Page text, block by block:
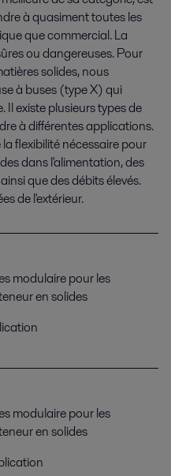
à quasiment toutes les
que commercial. La
ou dangereuses. Pour
solides, nous
à buses (type X) qui
existe plusieurs types de
à différentes applications.
flexibilité nécessaire pour
dans l'alimentation, des
que des débits élevés.
de l'extérieur.
modulaire pour les
en solides
modulaire pour les
en solides